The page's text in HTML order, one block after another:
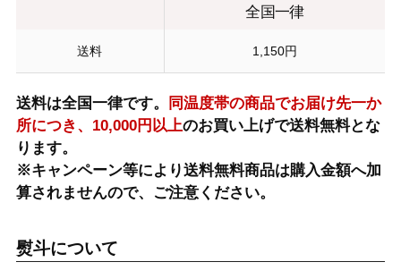
全国一律
送料 1,150円
送料は全国一律です。
同温度帯の商品でお届け先一か
所につき、10,000円以上のお買い上げで送料無料とな
ります。
※キャンペーン等により送料無料商品は購入金額へ加
算されませんので、ご注意ください。
熨斗について